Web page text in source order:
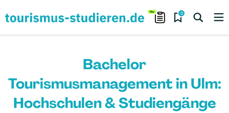
0
Bachelor
Tourismusmanagement in Ulm:
Hochschulen & Studiengänge